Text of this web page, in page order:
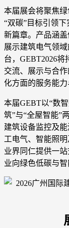
本届展会将聚焦
“双碳”目标引领
新篇章。产品涵
展示建筑电气领
台，GEBT2026
交流、展示与合
化方面的服务能力
本届GEBT以“数
筑”与“全屋智能”
建筑设备监控及
工电气、智能照
业界同仁提供一
业向绿色低碳与智